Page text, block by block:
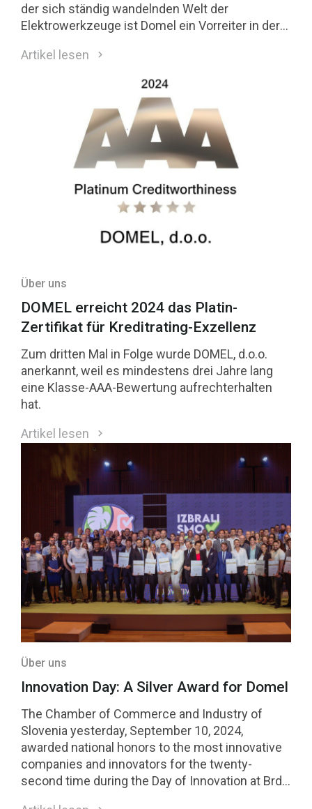
der sich ständig wandelnden Welt der
Elektrowerkzeuge ist Domel ein Vorreiter in der
Gleichstrommotoren (BLDC) in kabellose
Werkzeuge. Schauen wir uns an, warum die
BLDC-Motoren von Domel die erste Wahl für
Profis und Heimwerker sind.
Artikel lesen
Über uns
DOMEL erreicht 2024 das Platin-
Zertifikat für Kreditrating-Exzellenz
Zum dritten Mal in Folge wurde DOMEL, d.o.o.
anerkannt, weil es mindestens drei Jahre lang
eine Klasse-AAA-Bewertung aufrechterhalten
hat.
Artikel lesen
Über uns
Innovation Day: A Silver Award for Domel
The Chamber of Commerce and Industry of
Slovenia yesterday, September 10, 2024,
awarded national honors to the most innovative
companies and innovators for the twenty-
second time during the Day of Innovation at Brdo